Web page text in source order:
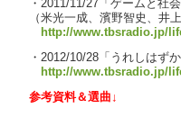
・2011/11/27「ゲームと社
（米光一成、濱野智史、井
http://www.tbsradio.jp/
・2012/10/28「うれしはず
http://www.tbsradio.jp/
参考資料＆選曲↓